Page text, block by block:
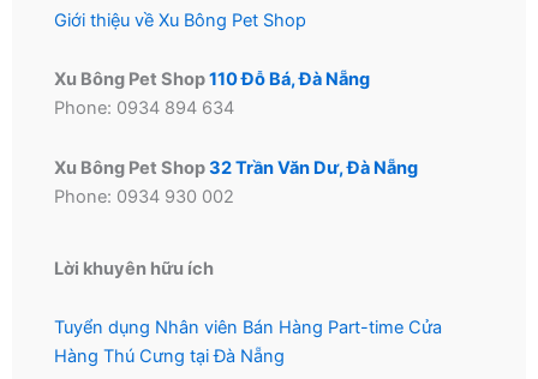
Giới thiệu về Xu Bông Pet Shop
Xu Bông Pet Shop110 Đỗ Bá, Đà Nẵng
Phone: 0934 894 634
Xu Bông Pet Shop32 Trần Văn Dư, Đà Nẵng
Phone: 0934 930 002
Lời khuyên hữu ích
Tuyển dụng Nhân viên Bán Hàng Part-time Cửa
Hàng Thú Cưng tại Đà Nẵng